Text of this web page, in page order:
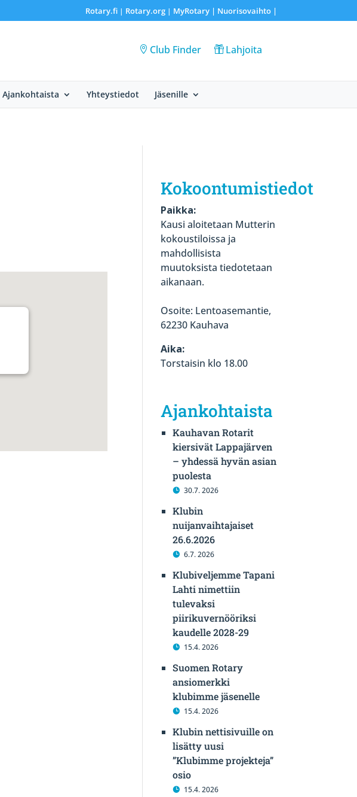
Rotary.fi| Rotary.org| MyRotary | Nuorisovaihto|
Club Finder Lahjoita
Ajankohtaista Yhteystiedot Jäsenille
Kokoontumistiedot
Paikka:
Kausi aloitetaan Mutterin
kokoustiloissa ja
mahdollisista
muutoksista tiedotetaan
aikanaan.
Osoite: Lentoasemantie,
62230 Kauhava
Aika:
Torstaisin klo 18.00
Ajankohtaista
Kauhavan Rotarit
kiersivät Lappajärven
– yhdessä hyvän asian
puolesta
30.7. 2026
Klubin
nuijanvaihtajaiset
26.6.2026
6.7. 2026
Klubiveljemme Tapani
Lahti nimettiin
tulevaksi
piirikuvernööriksi
kaudelle 2028-29
15.4. 2026
Suomen Rotary
ansiomerkki
klubimme jäsenelle
15.4. 2026
Klubin nettisivuille on
lisätty uusi
”Klubimme projekteja”
osio
15.4. 2026